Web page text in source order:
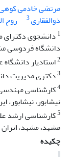
مرتضی خادمی
ذوالفقاری3 روح
1 دانشجوی
دانشگاه فردوسی
2استادیار دانشگاه
3دکتری مدیریت
4کارشناسی
نیشابور، نیشابور،
5کارشناسی ارشد
مشهد، مشهد، ایران
چکیده